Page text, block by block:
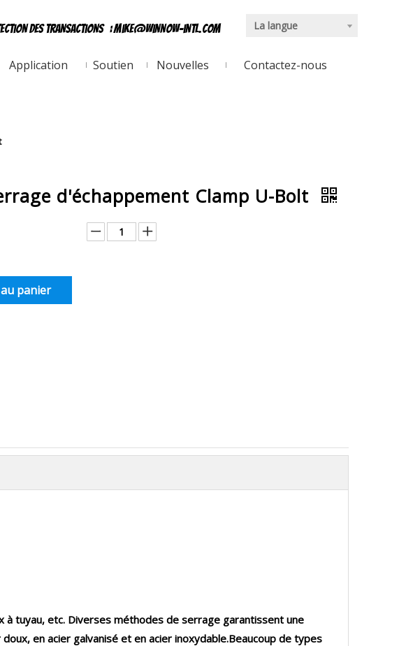
des transactions :mike@winnow-intl.com La langue
Application Soutien Nouvelles Contactez-nous
d'échappement Clamp U-Bolt
panier
tuyau, etc. Diverses méthodes de serrage garantissent une
en acier galvanisé et en acier inoxydable.Beaucoup de types